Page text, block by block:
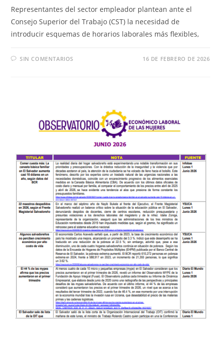
Representantes del sector empleador plantean ante el
Consejo Superior del Trabajo (CST) la necesidad de
introducir esquemas de horarios laborales más flexibles,
SIN COMENTARIOS 16 DE FEBRERO DE 2026